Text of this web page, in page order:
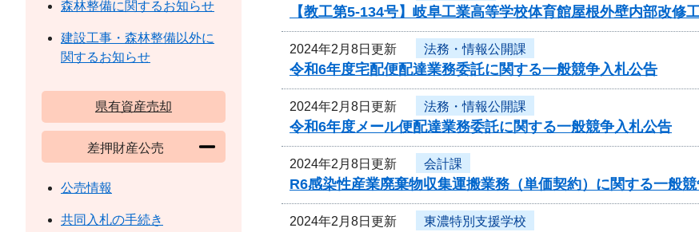
【教工第5-134号】岐阜工業高等学校体育館屋根外壁内部改修
2024年2月8日更新 法務・情報公開課
令和6年度宅配便配達業務委託に関する一般競争入札公告
2024年2月8日更新 法務・情報公開課
令和6年度メール便配達業務委託に関する一般競争入札公告
2024年2月8日更新 会計課
R6感染性産業廃棄物収集運搬業務（単価契約）に関する一般競
2024年2月8日更新 東濃特別支援学校
森林整備に関するお知らせ
建設工事・森林整備以外に
関するお知らせ
県有資産売却
差押財産公売
公売情報
共同入札の手続き